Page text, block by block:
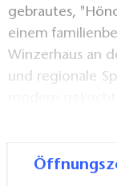
gebrautes,
einem
Winzerhaus an
und regionale
modern
besondere